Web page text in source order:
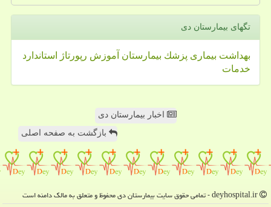
تگهای بیمارستان دی
بهداشت بیماری پزشك بیمارستان آموزش رپورتاژ
استاندارد
خدمات
اخبار بیمارستان دی
بازگشت به صفحه اصلی